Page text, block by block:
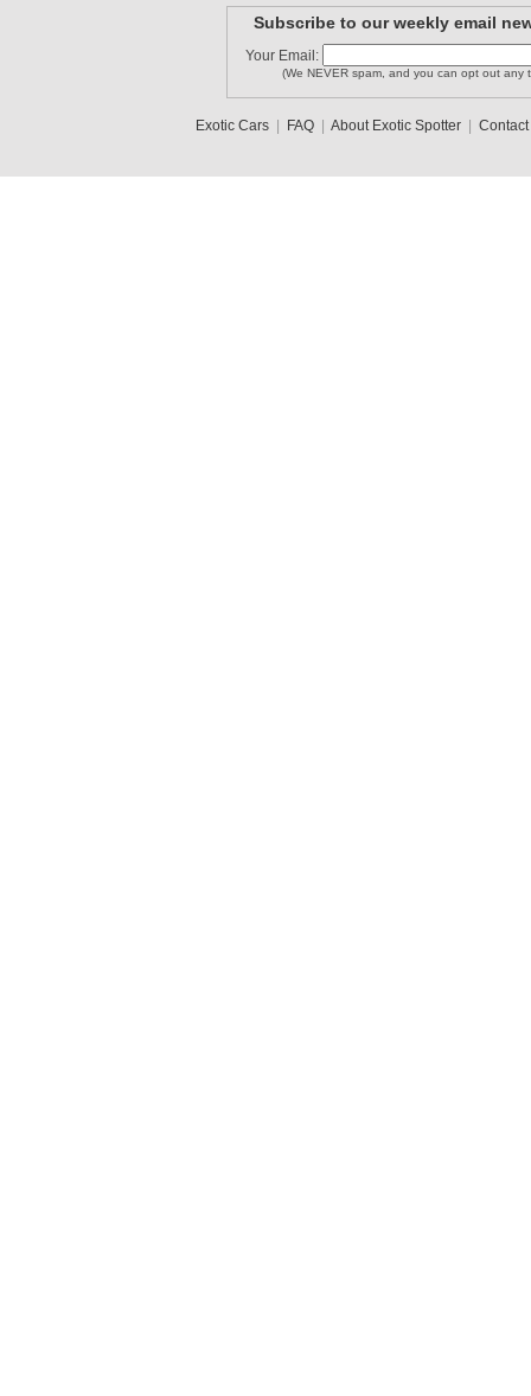
Subscribe to our weekly email
Your Email:
(We NEVER spam, and you can opt out any
Exotic Cars| FAQ| About Exotic Spotter| Contact